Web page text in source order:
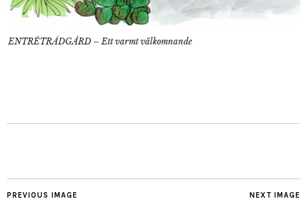
ENTRÉTRÄDGÅRD – Ett varmt välkomnande
NEXT IMAGE
PREVIOUS IMAGE